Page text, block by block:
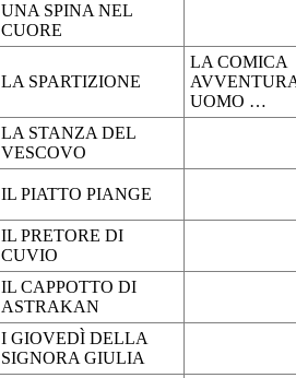
UNA SPINA NEL
CUORE
LA SPARTIZIONE
LA COMICA
UOMO …
LA STANZA DEL
VESCOVO
IL PIATTO PIANGE
IL PRETORE DI
CUVIO
IL CAPPOTTO DI
ASTRAKAN
I GIOVEDÌ DELLA
SIGNORA GIULIA